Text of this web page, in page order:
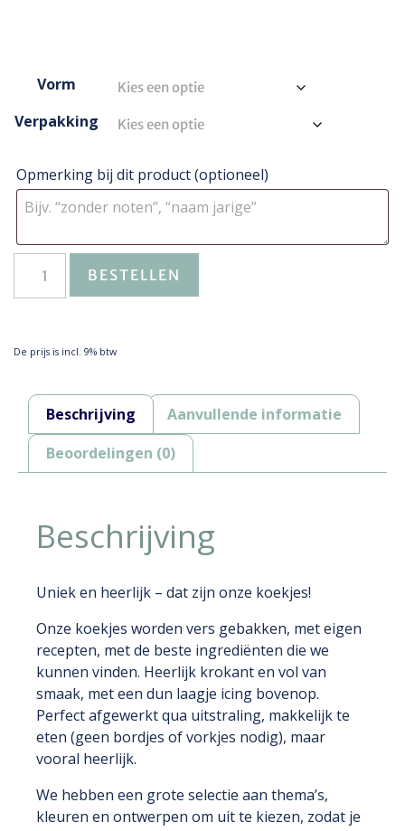
Vorm
Verpakking
Opmerking bij dit product(optioneel)
BESTELLEN
De prijs is incl. 9% btw
Beschrijving
Aanvullende informatie
Beoordelingen (0)
Beschrijving
Uniek en heerlijk – dat zijn onze koekjes!
Onze koekjes worden vers gebakken, met eigen
recepten, met de beste ingrediënten die we
kunnen vinden. Heerlijk krokant en vol van
smaak, met een dun laagje icing bovenop.
Perfect afgewerkt qua uitstraling, makkelijk te
eten (geen bordjes of vorkjes nodig), maar
vooral heerlijk.
We hebben een grote selectie aan thema’s,
kleuren en ontwerpen om uit te kiezen, zodat je